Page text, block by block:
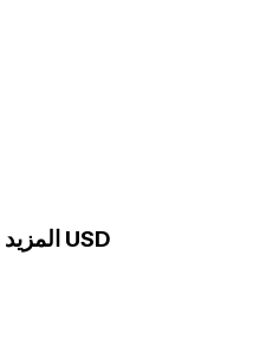
المزيد من الرسوم البيانية المباشرة USD